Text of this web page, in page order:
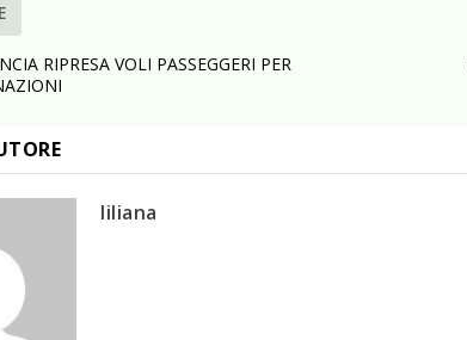
RIPRESA VOLI PASSEGGERI PER
liliana